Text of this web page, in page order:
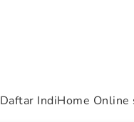
Daftar IndiHome Online